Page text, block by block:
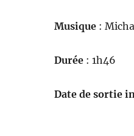
Musique :
Durée: 1h46
Date de sortie